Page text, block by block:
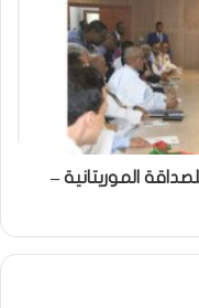
الموريتانية –